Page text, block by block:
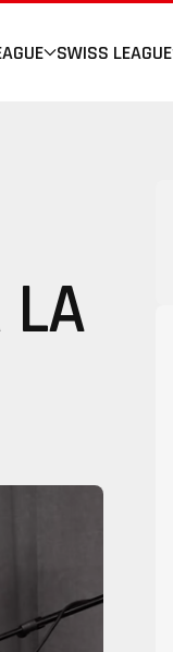
SWISS LEAGUE
LA